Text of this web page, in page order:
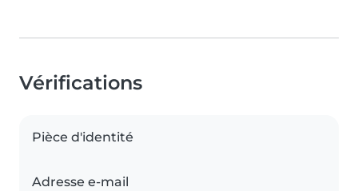
Vérifications
Pièce d'identité
Adresse e-mail